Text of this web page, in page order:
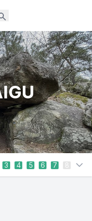
3 4 5 6 7 8